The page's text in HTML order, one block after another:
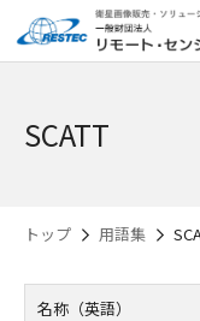
SCATT
トップ 用語集
名称（英語）